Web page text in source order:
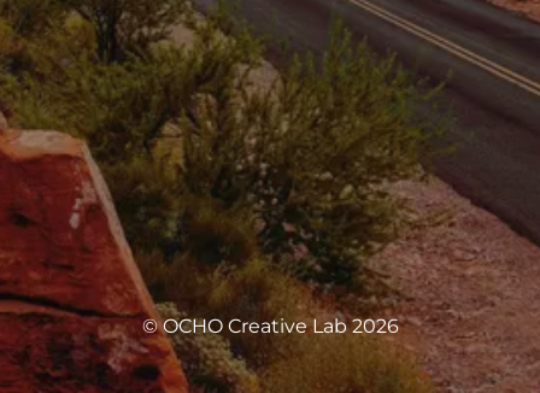
© OCHO Creative Lab 2026